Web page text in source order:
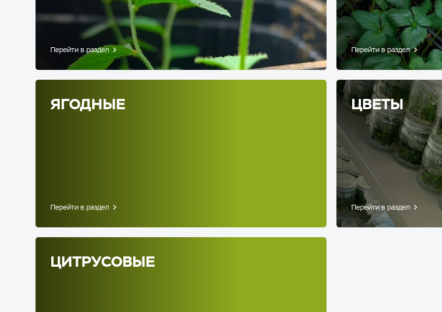
Перейти в раздел Перейти в раздел
ЯГОДНЫЕ
Перейти в раздел
ЦВЕТЫ
Перейти в раздел
ЦИТРУСОВЫЕ